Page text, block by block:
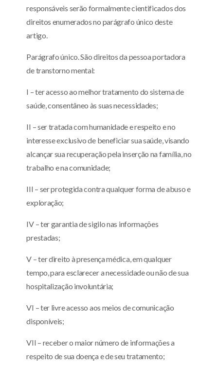
responsáveis serão formalmente cientificados dos
direitos enumerados no parágrafo único deste
artigo.
Parágrafo único. São direitos da pessoa portadora
de transtorno mental:
I – ter acesso ao melhor tratamento do sistema de
saúde, consentâneo às suas necessidades;
II – ser tratada com humanidade e respeito e no
interesse exclusivo de beneficiar sua saúde, visando
alcançar sua recuperação pela inserção na família, no
trabalho e na comunidade;
III – ser protegida contra qualquer forma de abuso e
exploração;
IV – ter garantia de sigilo nas informações
prestadas;
V – ter direito à presença médica, em qualquer
tempo, para esclarecer a necessidade ou não de sua
hospitalização involuntária;
VI – ter livre acesso aos meios de comunicação
disponíveis;
VII – receber o maior número de informações a
respeito de sua doença e de seu tratamento;